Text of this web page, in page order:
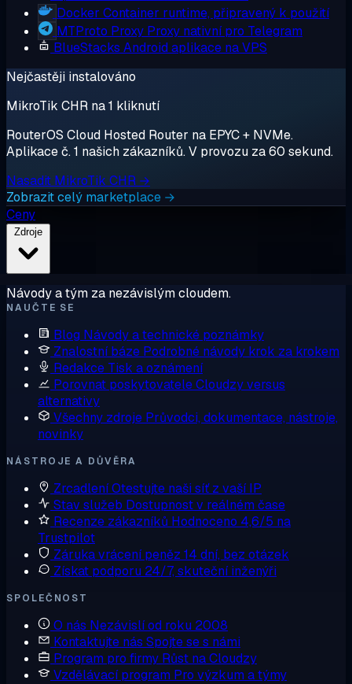
Docker Container runtime, připravený k použití
MTProto Proxy Proxy nativní pro Telegram
BlueStacks Android aplikace na VPS
Nejčastěji instalováno
MikroTik CHR na 1 kliknutí
RouterOS Cloud Hosted Router na EPYC + NVMe.
Aplikace č. 1 našich zákazníků. V provozu za 60 sekund.
Nasadit MikroTik CHR →
Zobrazit celý marketplace →
Ceny
Návody a tým za nezávislým cloudem.
NAUČTE SE
Blog Návody a technické poznámky
Znalostní báze Podrobné návody krok za krokem
Redakce Tisk a oznámení
Porovnat poskytovateleCloudzy versus
alternativy
Všechny zdroje Průvodci, dokumentace, nástroje,
novinky
NÁSTROJE A DŮVĚRA
ZrcadleníOtestujte naši síť z vaší IP
Stav služeb Dostupnost v reálném čase
Recenze zákazníků Hodnoceno 4,6/5 na
Trustpilot
Záruka vrácení peněz 14 dní, bez otázek
Získat podporu 24/7, skuteční inženýři
SPOLEČNOST
O nás Nezávislí od roku 2008
Kontaktujte nás Spojte se s námi
Program pro firmy Růst na Cloudzy
Vzdělávací program Pro výzkum a týmy